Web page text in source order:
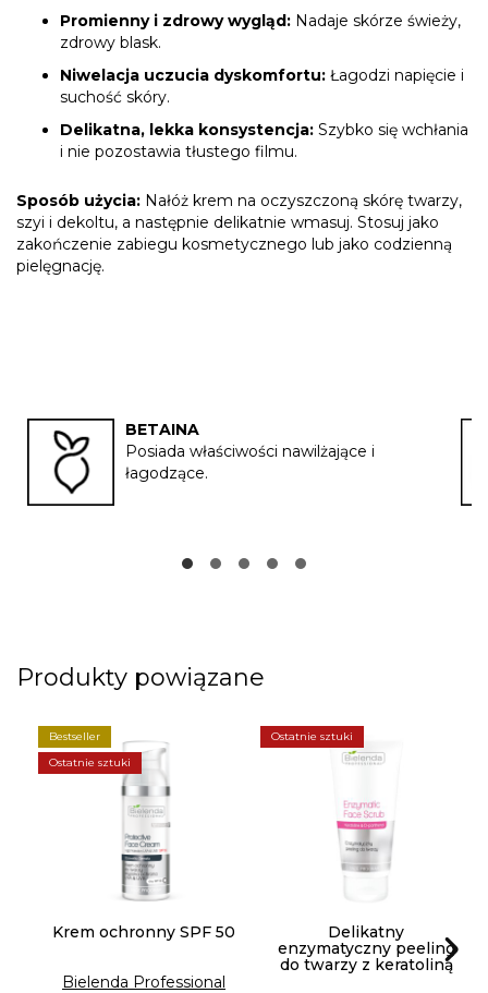
Promienny i zdrowy wygląd: Nadaje skórze świeży,
zdrowy blask.
Niwelacja uczucia dyskomfortu: Łagodzi napięcie i
suchość skóry.
Delikatna, lekka konsystencja: Szybko się wchłania
i nie pozostawia tłustego filmu.
Sposób użycia: Nałóż krem na oczyszczoną skórę twarzy,
szyi i dekoltu, a następnie delikatnie wmasuj. Stosuj jako
zakończenie zabiegu kosmetycznego lub jako codzienną
pielęgnację.
BETAINA
Posiada właściwości nawilżające i
łagodzące.
Produkty powiązane
Bestseller
Ostatnie sztuki
Krem ochronny SPF 50
Bielenda Professional
Ostatnie sztuki
Delikatny
enzymatyczny peeling
do twarzy z keratoliną